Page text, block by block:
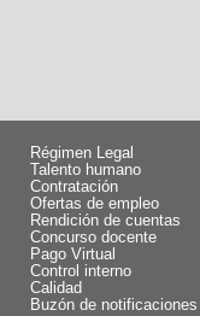
Régimen Legal
Talento humano
Contratación
Ofertas de empleo
Rendición de cuentas
Concurso docente
Pago Virtual
Control interno
Calidad
Buzón de notificaciones